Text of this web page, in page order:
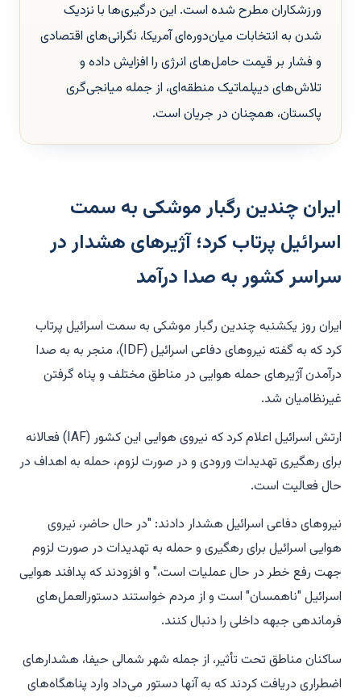
ورزشکاران مطرح شده است. این درگیری‌ها با نزدیک
شدن به انتخابات میان‌دوره‌ای آمریکا، نگرانی‌های اقتصادی
و فشار بر قیمت حامل‌های انرژی را افزایش داده و
تلاش‌های دیپلماتیک منطقه‌ای، از جمله میانجی‌گری
پاکستان، همچنان در جریان است.
ایران چندین رگبار موشکی به سمت
اسرائیل پرتاب کرد؛ آژیرهای هشدار در
سراسر کشور به صدا درآمد
ایران روز یکشنبه چندین رگبار موشکی به سمت اسرائیل پرتاب
کرد که به گفته نیروهای دفاعی اسرائیل (IDF)، منجر به به صدا
درآمدن آژیرهای حمله هوایی در مناطق مختلف و پناه گرفتن
غیرنظامیان شد.
ارتش اسرائیل اعلام کرد که نیروی هوایی این کشور (IAF) فعالانه
برای رهگیری تهدیدات ورودی و در صورت لزوم، حمله به اهداف در
حال فعالیت است.
نیروهای دفاعی اسرائیل هشدار دادند: "در حال حاضر، نیروی
هوایی اسرائیل برای رهگیری و حمله به تهدیدات در صورت لزوم
جهت رفع خطر در حال عملیات است،" و افزودند که پدافند هوایی
اسرائیل "ناهمسان" است و از مردم خواستند دستورالعمل‌های
فرماندهی جبهه داخلی را دنبال کنند.
ساکنان مناطق تحت تأثیر، از جمله شهر شمالی حیفا، هشدارهای
اضطراری دریافت کردند که به آنها دستور می‌داد وارد پناهگاه‌های